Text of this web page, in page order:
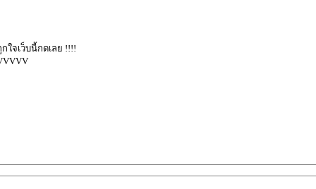
กใจเว็บนี้กดเลย !!!!